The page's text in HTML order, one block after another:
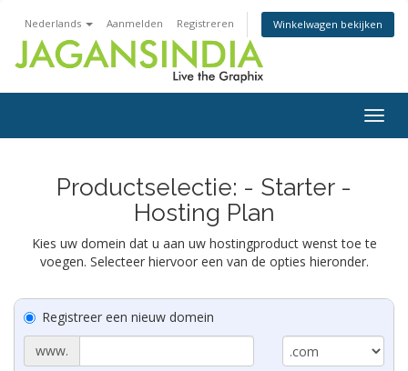
Nederlands Aanmelden Registreren Winkelwagen bekijken
Productselectie: - Starter -
Hosting Plan
Kies uw domein dat u aan uw hostingproduct wenst toe te
voegen. Selecteer hiervoor een van de opties hieronder.
Registreer een nieuw domein
www.